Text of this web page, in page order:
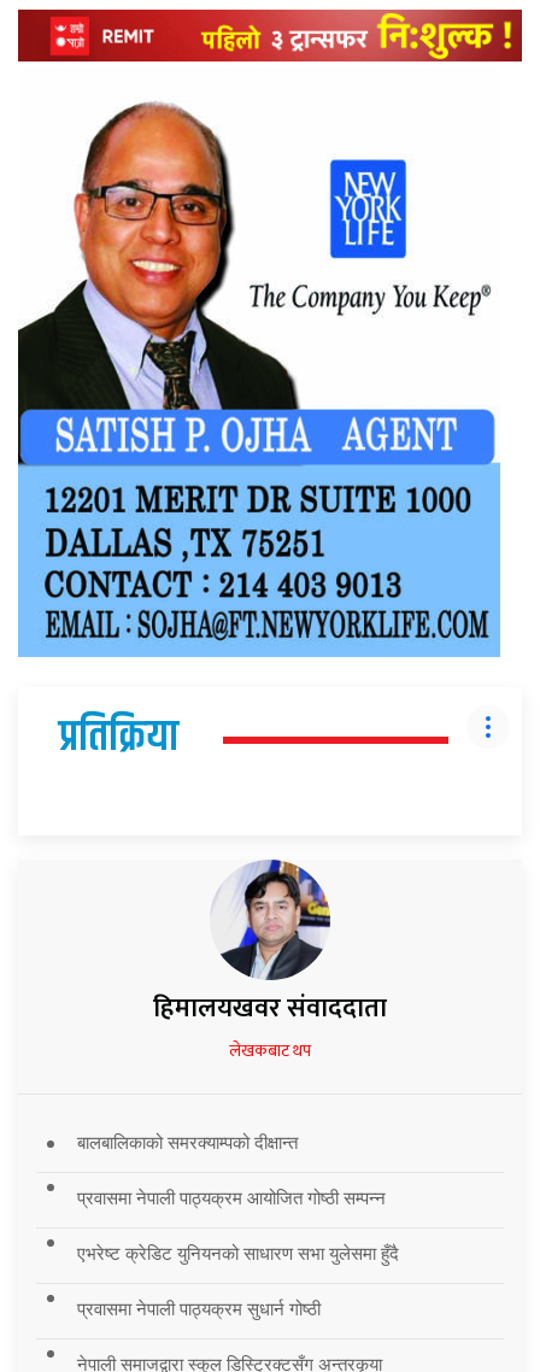
प्रतिक्रिया
हिमालयखवर संवाददाता
लेखकबाट थप
बालबालिकाको समरक्याम्पको दीक्षान्त
प्रवासमा नेपाली पाठ्यक्रम आयोजित गोष्ठी सम्पन्न
एभरेष्ट क्रेडिट युनियनको साधारण सभा युलेसमा हुँदै
प्रवासमा नेपाली पाठ्यक्रम सुधार्न गोष्ठी
नेपाली समाजद्वारा स्कुल डिस्ट्रिक्टसँग अन्तरकृया